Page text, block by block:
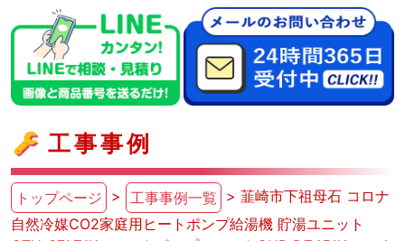
工事事例
トップページ > 工事事例一覧 > 韮崎市下祖母石 コロナ
自然冷媒CO2家庭用ヒートポンプ給湯機 貯湯ユニット